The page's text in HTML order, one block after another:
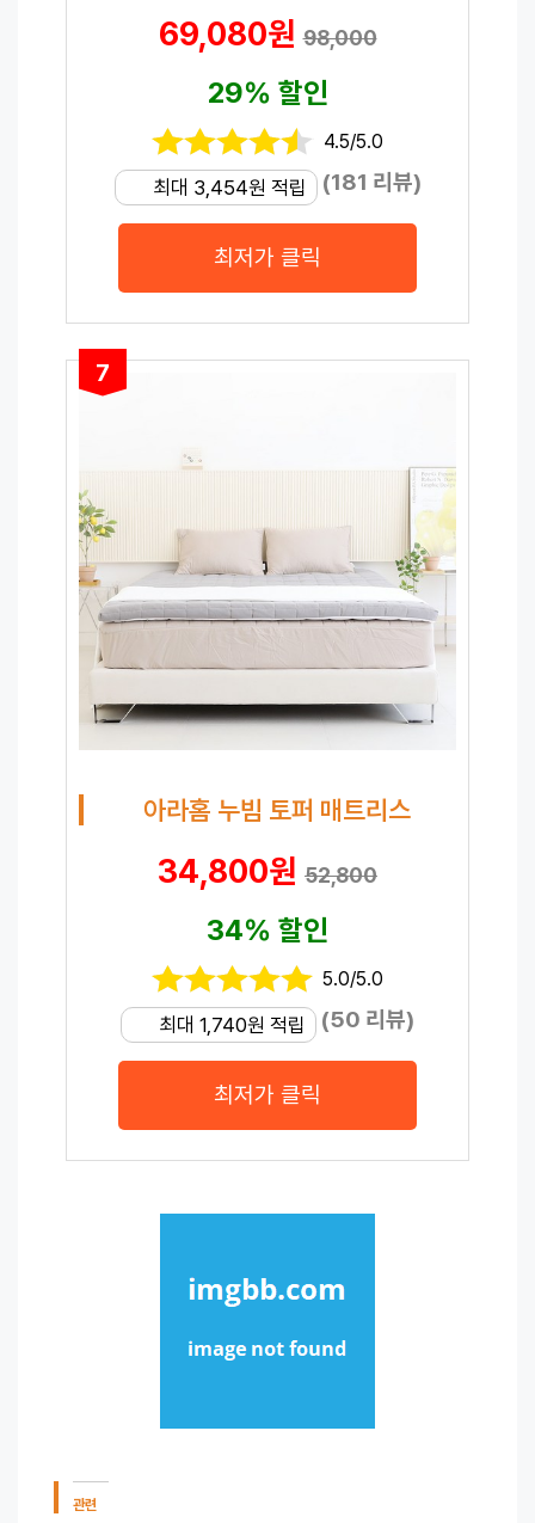
69,080원98,000
29% 할인
4.5/5.0
최대 3,454원 적립 (181 리뷰)
최저가 클릭
7
아라홈 누빔 토퍼 매트리스
34,800원 52,800
34% 할인
5.0/5.0
최대 1,740원 적립 (50 리뷰)
최저가 클릭
관련